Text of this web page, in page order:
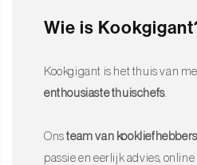
Wie is
Kookgigant is het thuis van
enthousiaste thuischefs.
Onsteam van kookliefhebbers
passie en eerlijk advies, online